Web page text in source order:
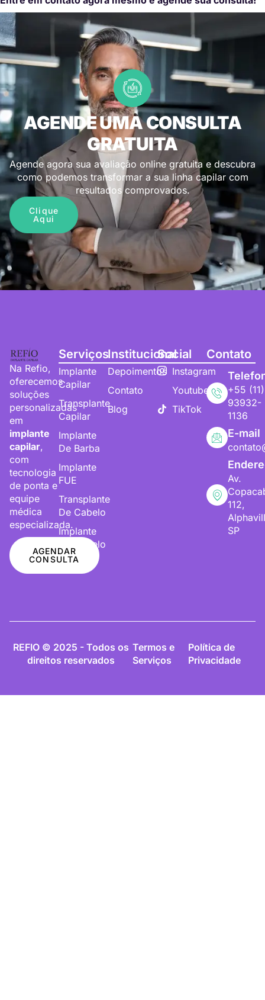
AGENDE UMA CONSULTA
GRATUITA
Agende agora sua avaliação online gratuita e descubra
como podemos transformar a sua linha capilar com
resultados comprovados.
Clique
Aqui
Na Refio,
oferecemos
soluções
personalizadas
em
implante
capilar,
com
tecnologia
de ponta e
equipe
médica
especializada.
AGENDAR
CONSULTA
Serviços
Implante
Capilar
Transplante
Capilar
Implante
De Barba
Implante
FUE
Transplante
De Cabelo
Implante
De Cabelo
Institucional
Depoimentos
Contato
Blog
Social
Instagram
Youtube
TikTok
Contato
+55 (11)
93932-
1136
E-mail
Av.
112,
SP
REFIO © 2025 - Todos os
direitos reservados
Termos e
Serviços
Política de
Privacidade